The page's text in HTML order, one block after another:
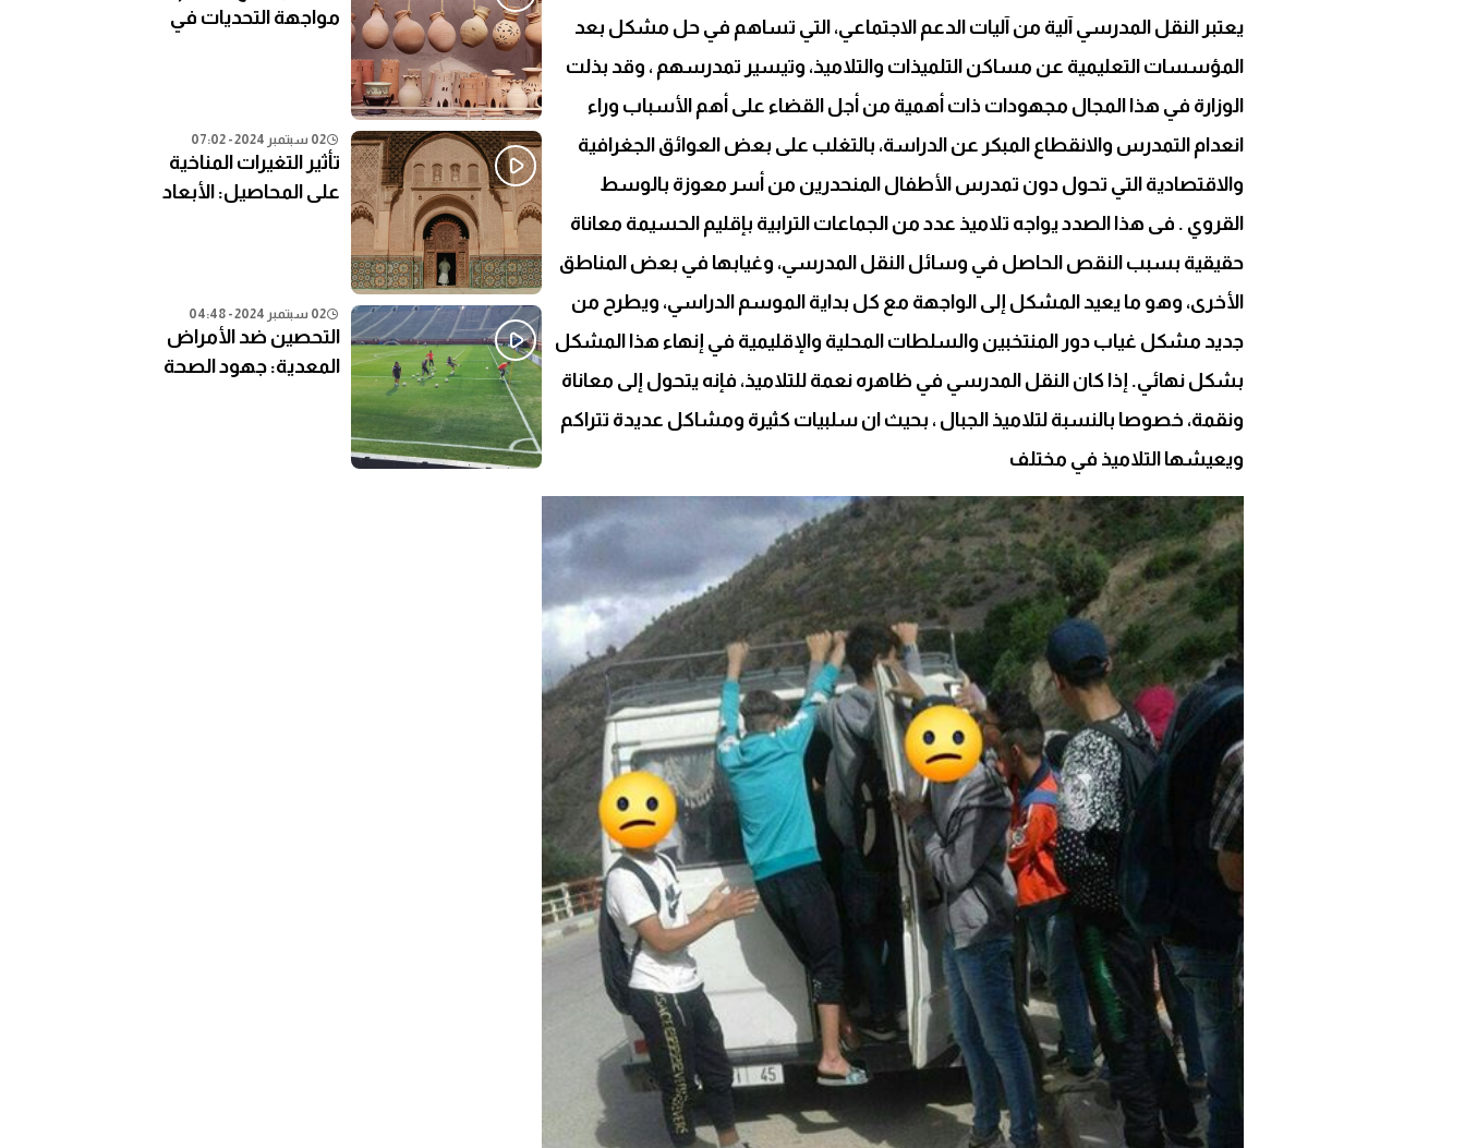
يعتبر النقل المدرسي آلية من آليات الدعم الاجتماعي، التي تساهم في حل مشكل بعد
المؤسسات التعليمية عن مساكن التلميذات والتلاميذ، وتيسير تمدرسهم ، وقد بذلت
الوزارة في هذا المجال مجهودات ذات أهمية من أجل القضاء على أهم الأسباب وراء
انعدام التمدرس والانقطاع المبكر عن الدراسة، بالتغلب على بعض العوائق الجغرافية
والاقتصادية التي تحول دون تمدرس الأطفال المنحدرين من أسر معوزة بالوسط
القروي . فی هذا الصدد يواجه تلاميذ عدد من الجماعات الترابية بإقليم الحسيمة معاناة
حقيقية بسبب النقص الحاصل في وسائل النقل المدرسي، وغيابها في بعض المناطق
الأخرى، وهو ما يعيد المشكل إلى الواجهة مع كل بداية الموسم الدراسي، ويطرح من
جديد مشكل غياب دور المنتخبين والسلطات المحلية والإقليمية في إنهاء هذا المشكل
بشكل نهائي. إذا كان النقل المدرسي في ظاهره نعمة للتلاميذ، فإنه يتحول إلى معاناة
ونقمة، خصوصا بالنسبة لتلاميذ الجبال ، بحیث ان سلبيات كثيرة ومشاكل عديدة تتراكم
ويعيشها التلاميذ في مختلف
مواجهة التحديات في
02 سبتمبر 2024 - 07:02
تأثير التغيرات المناخية
على المحاصيل: الأبعاد
02 سبتمبر 2024 - 04:48
التحصين ضد الأمراض
المعدية: جهود الصحة